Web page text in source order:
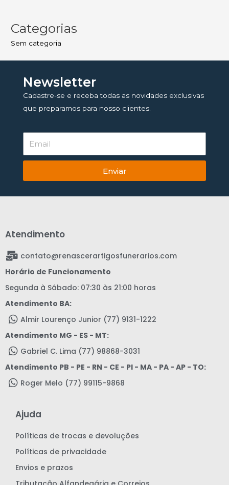
Categorias
Sem categoria
Newsletter
Cadastre-se e receba todas as novidades exclusivas
que preparamos para nosso clientes.
Enviar
Atendimento
contato@renascerartigosfunerarios.com
Horário de Funcionamento
Segunda à Sábado: 07:30 às 21:00 horas
Atendimento BA:
Almir Lourenço Junior (77) 9131-1222
Atendimento MG - ES - MT:
Gabriel C. Lima (77) 98868-3031
Atendimento PB - PE - RN - CE - PI - MA - PA - AP - TO:
Roger Melo (77) 99115-9868
Ajuda
Políticas de trocas e devoluções
Políticas de privacidade
Envios e prazos